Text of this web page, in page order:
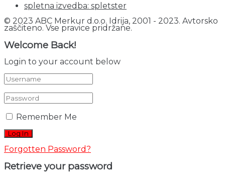
spletna izvedba: spletster
© 2023 ABC Merkur d.o.o. Idrija, 2001 - 2023. Avtorsko
zaščiteno. Vse pravice pridržane.
Welcome Back!
Login to your account below
Remember Me
Forgotten Password?
Retrieve your password